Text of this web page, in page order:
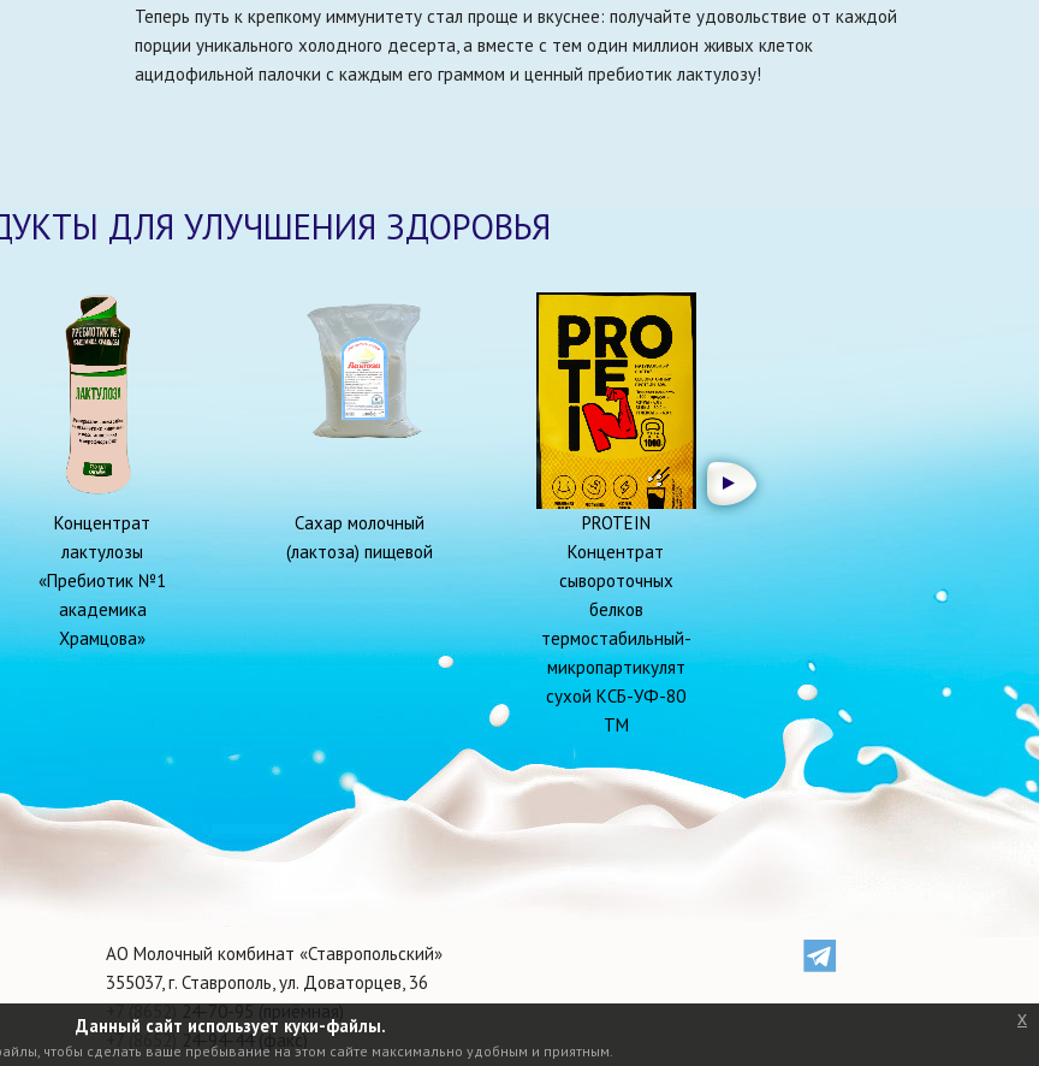
Теперь путь к крепкому иммунитету стал проще и вкуснее: получайте удовольствие от каждой
порции уникального холодного десерта, а вместе с тем один миллион живых клеток
ацидофильной палочки с каждым его граммом и ценный пребиотик лактулозу!
ДЛЯ УЛУЧШЕНИЯ ЗДОРОВЬЯ
Концентрат
лактулозы
«Пребиотик №1
академика
Храмцова»
Сахар молочный
(лактоза) пищевой
PROTEIN
Концентрат
сывороточных
белков
термостабильный-
микропартикулят
сухой КСБ-УФ-80
ТМ
АО Молочный комбинат «Ставропольский»
355037, г. Ставрополь, ул. Доваторцев, 36
+7 (8652)24-70-95 (приёмная)
+7 (8652)24-94-44 (факс)
Данный сайт использует куки-файлы.
чтобы сделать ваше пребывание на этом сайте максимально удобным и приятным.
x